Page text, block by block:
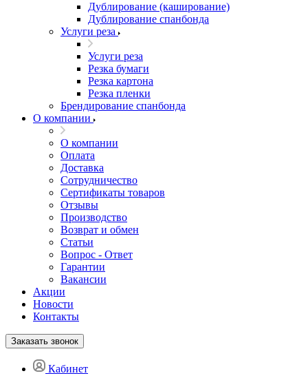
Дублирование (каширование)
Дублирование спанбонда
Услуги реза
Услуги реза
Резка бумаги
Резка картона
Резка пленки
Брендирование спанбонда
О компании
О компании
Оплата
Доставка
Сотрудничество
Сертификаты товаров
Отзывы
Производство
Возврат и обмен
Статьи
Вопрос - Ответ
Гарантии
Вакансии
Акции
Новости
Контакты
Заказать звонок
Кабинет